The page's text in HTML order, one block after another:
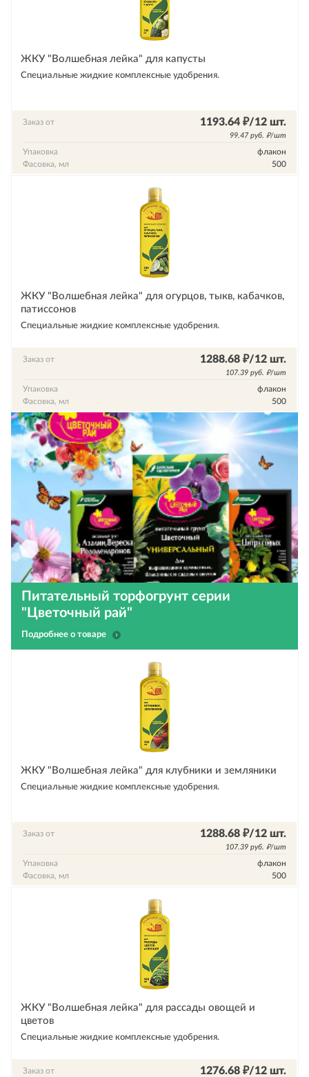
ЖКУ "Волшебная лейка" для капусты
Специальные жидкие комплексные удобрения.
Заказ от 1193.64 ₽/12 шт.
99.47 руб. ₽/шт
Упаковка
флакон
Фасовка, мл
500
ЖКУ "Волшебная лейка" для огурцов, тыкв, кабачков,
патиссонов
Специальные жидкие комплексные удобрения.
Заказ от 1288.68 ₽/12 шт.
107.39 руб. ₽/шт
Упаковка
флакон
Фасовка, мл
500
Питательный торфогрунт серии
"Цветочный рай"
Подробнее о товаре
ЖКУ "Волшебная лейка" для клубники и земляники
Специальные жидкие комплексные удобрения.
Заказ от 1288.68 ₽/12 шт.
107.39 руб. ₽/шт
Упаковка
флакон
Фасовка, мл
500
ЖКУ "Волшебная лейка" для рассады овощей и
цветов
Специальные жидкие комплексные удобрения.
Заказ от 1276.68 ₽/12 шт.